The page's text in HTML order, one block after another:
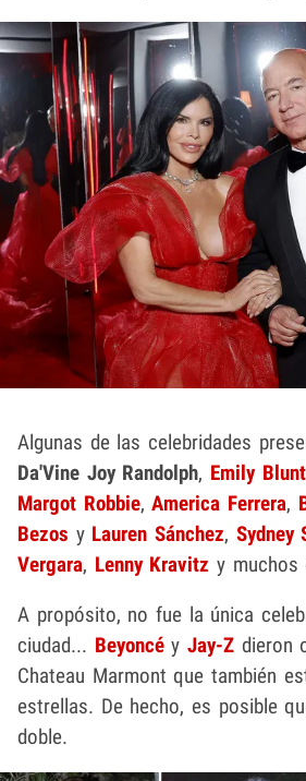
Algunas de las celebridades
Da'Vine Joy Randolph, Emily Blunt
Margot Robbie,America Ferrera,
Bezos y Lauren Sánchez, Sydney
Vergara, Lenny Kravitz y muchos
A propósito, no fue la única
ciudad... BeyoncéyJay-Z dieron
Chateau Marmont que también
estrellas. De hecho, es posible
doble.